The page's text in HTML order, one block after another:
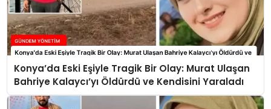
Konya’da Eski Eşiyle Tragik Bir Olay: Murat Ulaşan
Bahriye Kalaycı’yı Öldürdü ve Kendisini Yaraladı